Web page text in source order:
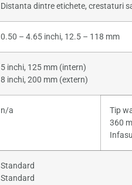
Distanta dintre etichete, crestaturi
0.50 – 4.65 inchi, 12.5 – 118 mm
5 inchi, 125 mm (intern)
8 inchi, 200 mm (extern)
n/a
Tip
360
Standard
Standard